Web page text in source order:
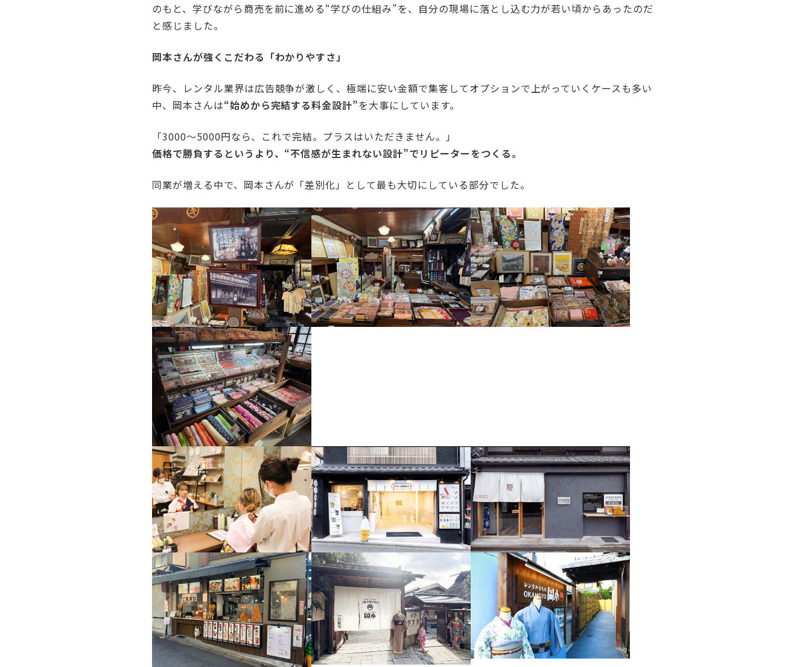
のもと、学びながら商売を前に進める“学びの仕組み”を、自分の現場に落とし込む力が若い頃からあったのだ
と感じました。
岡本さんが強くこだわる「わかりやすさ」
昨今、レンタル業界は広告競争が激しく、極端に安い金額で集客してオプションで上がっていくケースも多い
中、岡本さんは“始めから完結する料金設計”を大事にしています。
「3000〜5000円なら、これで完結。プラスはいただきません。」
価格で勝負するというより、“不信感が生まれない設計”でリピーターをつくる。
同業が増える中で、岡本さんが「差別化」として最も大切にしている部分でした。